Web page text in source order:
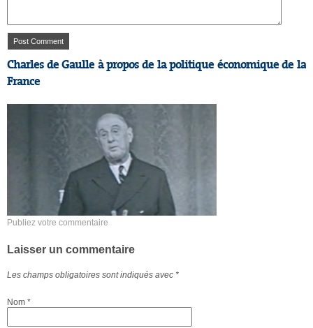
Charles de Gaulle à propos de la politique économique de la
France
Publiez votre commentaire
Laisser un commentaire
Les champs obligatoires sont indiqués avec *
Nom *